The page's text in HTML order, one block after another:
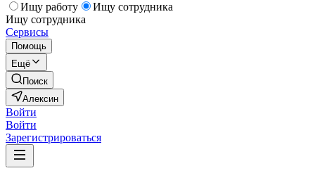
Ищу работу
Ищу сотрудника
Ищу сотрудника
Сервисы
Помощь
Ещё
Поиск
Алексин
Войти
Войти
Зарегистрироваться